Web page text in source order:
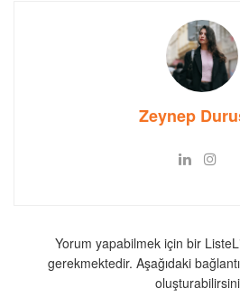
Zeynep
Yorum yapabilmek için bir
gerekmektedir. Aşağıdaki